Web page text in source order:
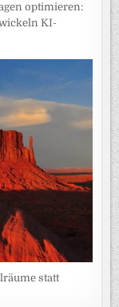
optimieren:
KI-
statt